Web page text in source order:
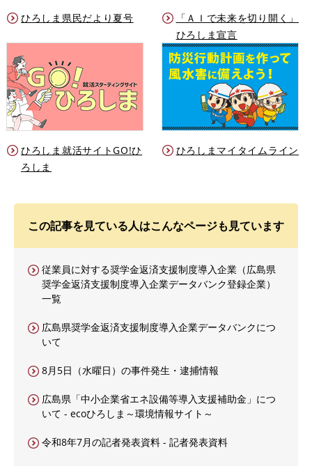
ひろしま県民だより夏号
「ＡＩで未来を切り開く」
ひろしま宣言
ひろしま就活サイトGO!ひ
ろしま
ひろしまマイタイムライン
この記事を見ている人はこんなページも見ています
従業員に対する奨学金返済支援制度導入企業（広島県
奨学金返済支援制度導入企業データバンク登録企業）
一覧
広島県奨学金返済支援制度導入企業データバンクにつ
いて
8月5日（水曜日）の事件発生・逮捕情報
広島県「中小企業省エネ設備等導入支援補助金」につ
いて - ecoひろしま～環境情報サイト～
令和8年7月の記者発表資料 - 記者発表資料